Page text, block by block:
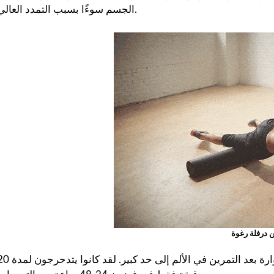
الجسم سوءًا بسبب التمدد العالي.
درفلة رغوة
وفقًا لدراسة أجريت على 8 أشخاص ، ساعدت الرغوة الدوارة بعد التمرين في الألم